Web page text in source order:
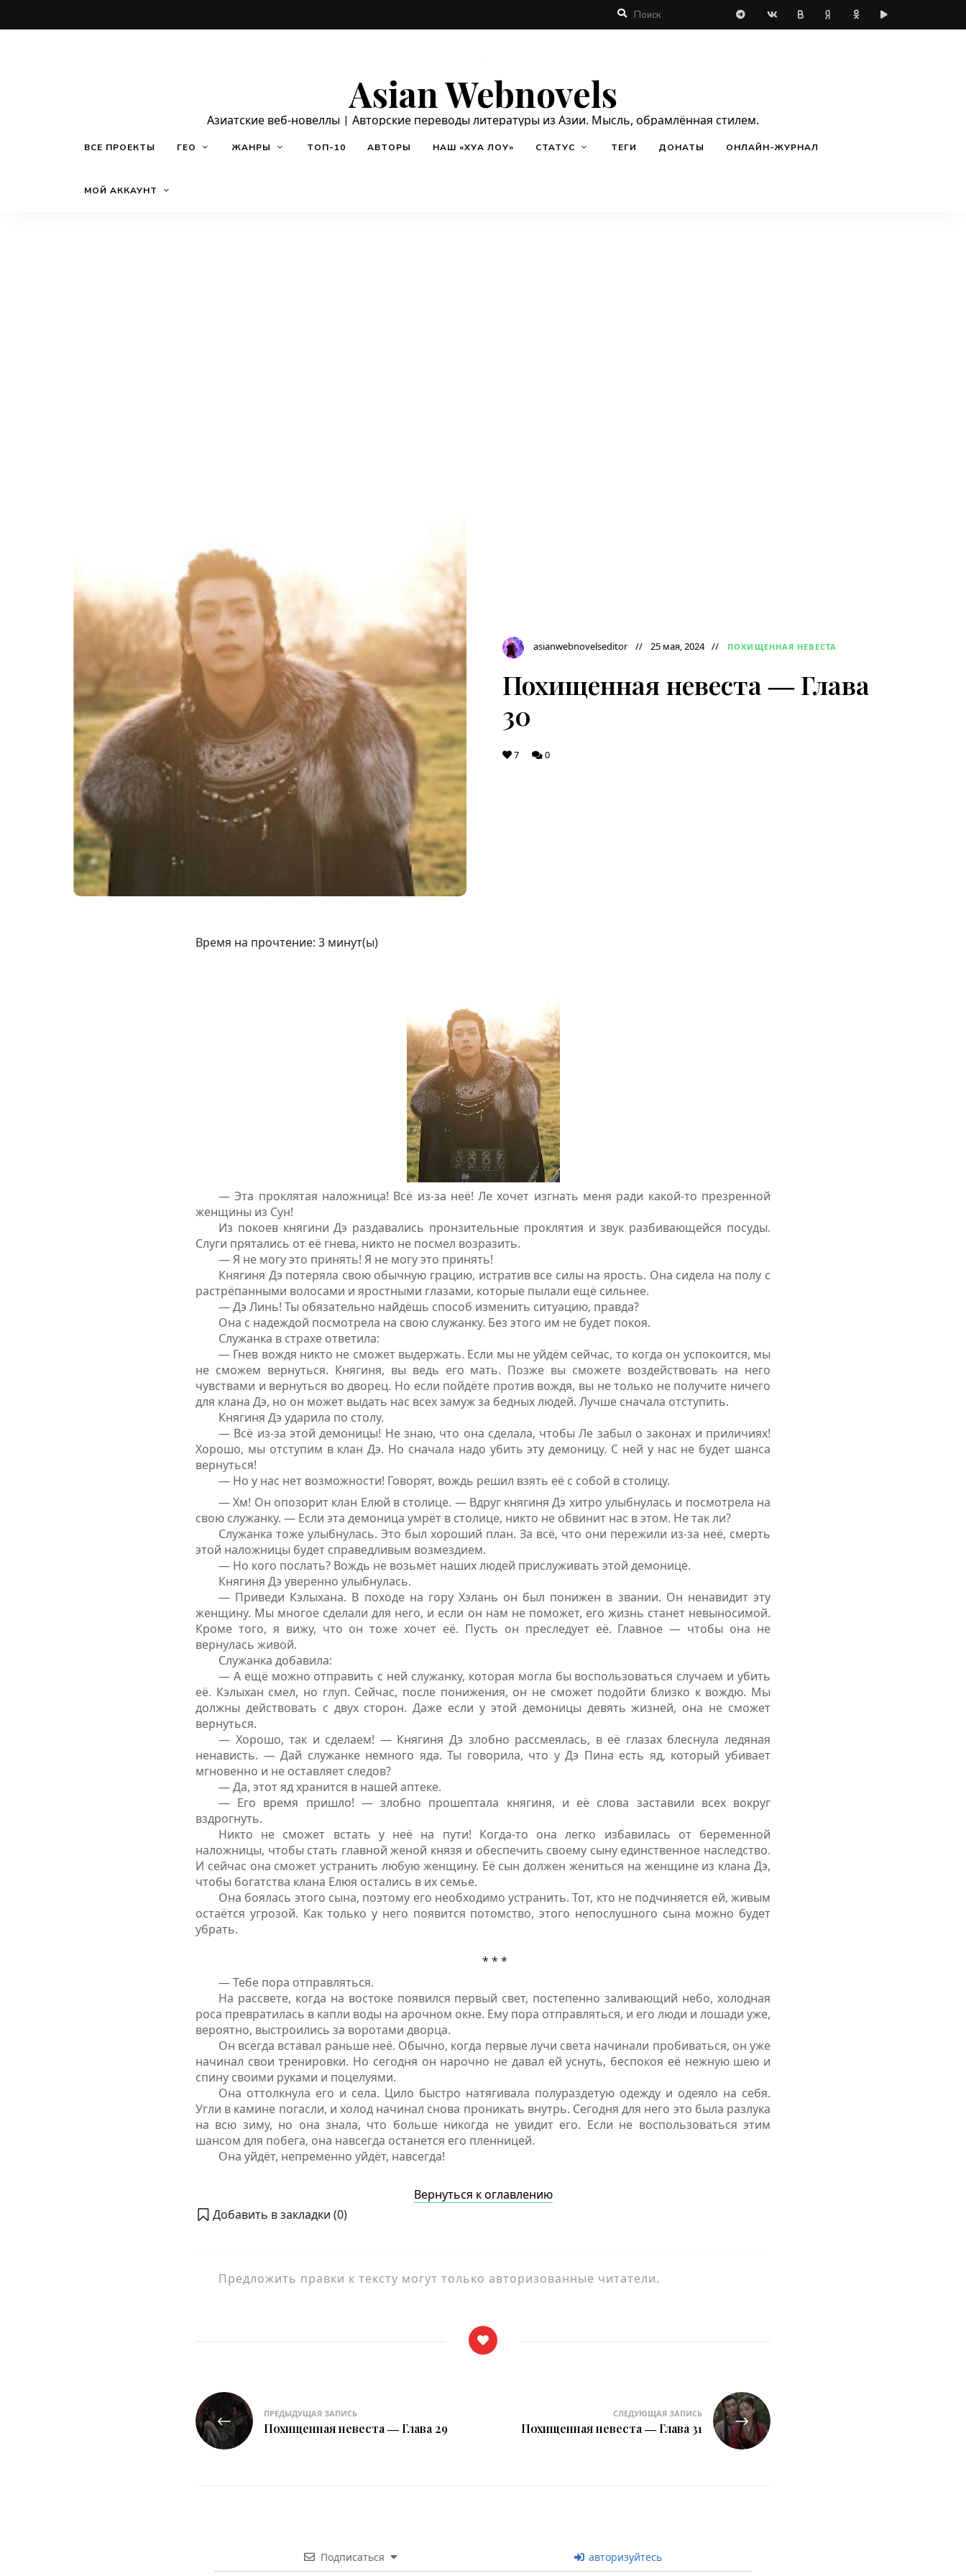
Asian Webnovels
Азиатские веб-новеллы | Авторские переводы литературы из Азии. Мысль, обрамлённая стилем.
ВСЕ ПРОЕКТЫ ГЕО ЖАНРЫ ТОП-10 АВТОРЫ НАШ «ХУА ЛОУ» СТАТУС ТЕГИ ДОНАТЫ ОНЛАЙН-ЖУРНАЛ
МОЙ АККАУНТ
asianwebnovelseditor 25 мая, 2024 ПОХИЩЕННАЯ НЕВЕСТА
Похищенная невеста ― Глава
30
7 0
Время на прочтение: 3 минут(ы)
— Эта проклятая наложница! Всё из-за неё! Ле хочет изгнать меня ради какой-то презренной
женщины из Сун!
Из покоев княгини Дэ раздавались пронзительные проклятия и звук разбивающейся посуды.
Слуги прятались от её гнева, никто не посмел возразить.
— Я не могу это принять! Я не могу это принять!
Княгиня Дэ потеряла свою обычную грацию, истратив все силы на ярость. Она сидела на полу с
растрёпанными волосами и яростными глазами, которые пылали ещё сильнее.
— Дэ Линь! Ты обязательно найдёшь способ изменить ситуацию, правда?
Она с надеждой посмотрела на свою служанку. Без этого им не будет покоя.
Служанка в страхе ответила:
— Гнев вождя никто не сможет выдержать. Если мы не уйдём сейчас, то когда он успокоится, мы
не сможем вернуться. Княгиня, вы ведь его мать. Позже вы сможете воздействовать на него
чувствами и вернуться во дворец. Но если пойдёте против вождя, вы не только не получите ничего
для клана Дэ, но он может выдать нас всех замуж за бедных людей. Лучше сначала отступить.
Княгиня Дэ ударила по столу.
— Всё из-за этой демоницы! Не знаю, что она сделала, чтобы Ле забыл о законах и приличиях!
Хорошо, мы отступим в клан Дэ. Но сначала надо убить эту демоницу. С ней у нас не будет шанса
вернуться!
— Но у нас нет возможности! Говорят, вождь решил взять её с собой в столицу.
— Хм! Он опозорит клан Елюй в столице. — Вдруг княгиня Дэ хитро улыбнулась и посмотрела на
свою служанку. — Если эта демоница умрёт в столице, никто не обвинит нас в этом. Не так ли?
Служанка тоже улыбнулась. Это был хороший план. За всё, что они пережили из-за неё, смерть
этой наложницы будет справедливым возмездием.
— Но кого послать? Вождь не возьмёт наших людей прислуживать этой демонице.
Княгиня Дэ уверенно улыбнулась.
— Приведи Кэлыхана. В походе на гору Хэлань он был понижен в звании. Он ненавидит эту
женщину. Мы многое сделали для него, и если он нам не поможет, его жизнь станет невыносимой.
Кроме того, я вижу, что он тоже хочет её. Пусть он преследует её. Главное — чтобы она не
вернулась живой.
Служанка добавила:
— А ещё можно отправить с ней служанку, которая могла бы воспользоваться случаем и убить
её. Кэлыхан смел, но глуп. Сейчас, после понижения, он не сможет подойти близко к вождю. Мы
должны действовать с двух сторон. Даже если у этой демоницы девять жизней, она не сможет
вернуться.
— Хорошо, так и сделаем! — Княгиня Дэ злобно рассмеялась, в её глазах блеснула ледяная
ненависть. — Дай служанке немного яда. Ты говорила, что у Дэ Пина есть яд, который убивает
мгновенно и не оставляет следов?
— Да, этот яд хранится в нашей аптеке.
— Его время пришло! — злобно прошептала княгиня, и её слова заставили всех вокруг
вздрогнуть.
Никто не сможет встать у неё на пути! Когда-то она легко избавилась от беременной
наложницы, чтобы стать главной женой князя и обеспечить своему сыну единственное наследство.
И сейчас она сможет устранить любую женщину. Её сын должен жениться на женщине из клана Дэ,
чтобы богатства клана Елюя остались в их семье.
Она боялась этого сына, поэтому его необходимо устранить. Тот, кто не подчиняется ей, живым
остаётся угрозой. Как только у него появится потомство, этого непослушного сына можно будет
убрать.
* * *
— Тебе пора отправляться.
На рассвете, когда на востоке появился первый свет, постепенно заливающий небо, холодная
роса превратилась в капли воды на арочном окне. Ему пора отправляться, и его люди и лошади уже,
вероятно, выстроились за воротами дворца.
Он всегда вставал раньше неё. Обычно, когда первые лучи света начинали пробиваться, он уже
начинал свои тренировки. Но сегодня он нарочно не давал ей уснуть, беспокоя её нежную шею и
спину своими руками и поцелуями.
Она оттолкнула его и села. Цило быстро натягивала полураздетую одежду и одеяло на себя.
Угли в камине погасли, и холод начинал снова проникать внутрь. Сегодня для него это была разлука
на всю зиму, но она знала, что больше никогда не увидит его. Если не воспользоваться этим
шансом для побега, она навсегда останется его пленницей.
Она уйдёт, непременно уйдёт, навсегда!
Вернуться к оглавлению
Добавить в закладки (0)
Предложить правки к тексту могут только авторизованные читатели.
Навигация
по
записям
ПРЕДЫДУЩАЯ ЗАПИСЬ
Похищенная невеста ― Глава 29
СЛЕДУЮЩАЯ ЗАПИСЬ
Похищенная невеста ― Глава 31
Подписаться авторизуйтесь